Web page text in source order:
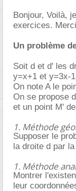
Bonjour, Voilà,
exercices.
Un problème
Soit d et d' les
y=x+1 et y=3x-1
On note A le
On se propose
et un point M'
1. Méthode
Supposer le
la droite d par
1. Méthode
Montrer
leur